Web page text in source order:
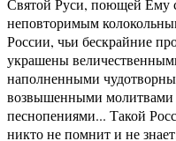
Святой Руси, поющей Ему
неповторимым
России, чьи бескрайние
украшены
наполненными
возвышенными
песнопениями... Такой
никто не помнит и не